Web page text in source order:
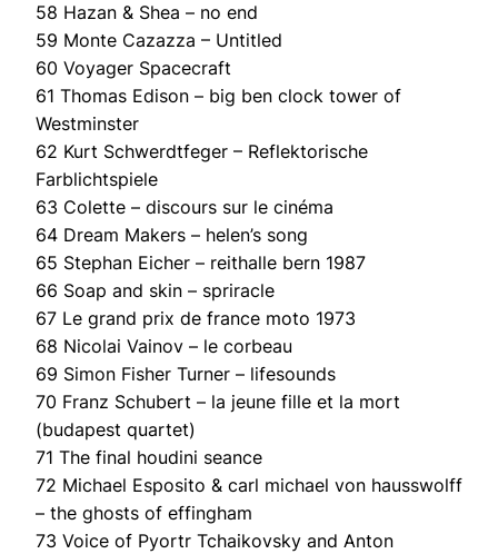
58 Hazan & Shea – no end
59 Monte Cazazza – Untitled
60 Voyager Spacecraft
61 Thomas Edison – big ben clock tower of
Westminster
62 Kurt Schwerdtfeger – Reflektorische
Farblichtspiele
63 Colette – discours sur le cinéma
64 Dream Makers – helen’s song
65 Stephan Eicher – reithalle bern 1987
66 Soap and skin – spriracle
67 Le grand prix de france moto 1973
68 Nicolai Vainov – le corbeau
69 Simon Fisher Turner – lifesounds
70 Franz Schubert – la jeune fille et la mort
(budapest quartet)
71 The final houdini seance
72 Michael Esposito & carl michael von hausswolff
– the ghosts of effingham
73 Voice of Pyortr Tchaikovsky and Anton